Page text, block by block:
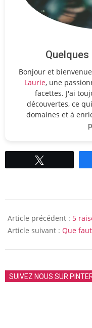
Bonjour et
Laurie, une
facettes. J'ai
découvertes, ce
domaines et à
07-
22
Article précédent : 5
Article suivant : Que
SUIVEZ NOUS SUR